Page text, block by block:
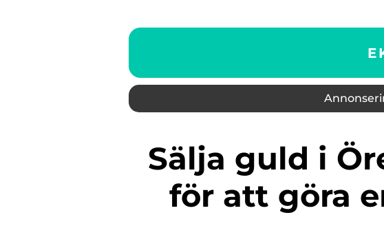
Sälja guld i Örebro: En guide
för att göra